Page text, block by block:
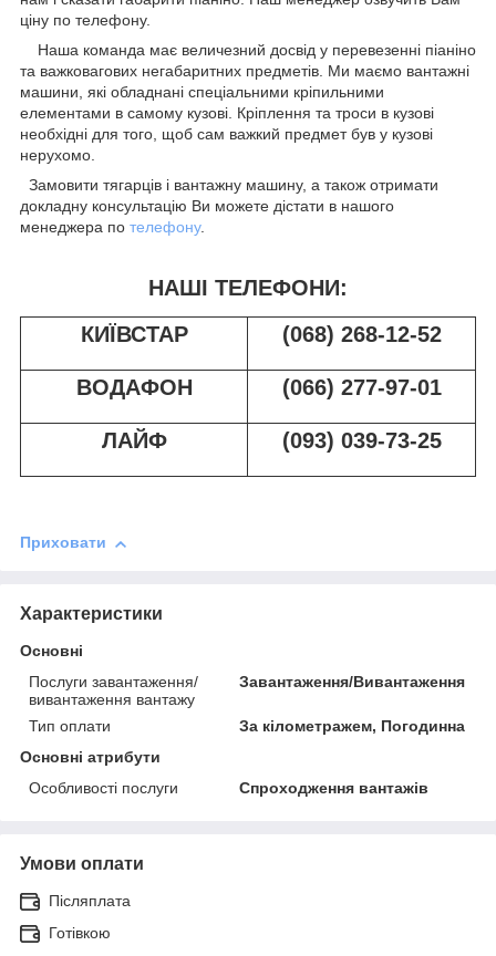
ціну по телефону.
Наша команда має величезний досвід у перевезенні піаніно
та важковагових негабаритних предметів. Ми маємо вантажні
машини, які обладнані спеціальними кріпильними
елементами в самому кузові. Кріплення та троси в кузові
необхідні для того, щоб сам важкий предмет був у кузові
нерухомо.
Замовити тягарців і вантажну машину, а також отримати
докладну консультацію Ви можете дістати в нашого
менеджера по телефону.
НАШІ ТЕЛЕФОНИ:
КИЇВСТАР
(068) 268-12-52
ВОДАФОН (066) 277-97-01
ЛАЙФ (093) 039-73-25
Приховати
Характеристики
Основні
Послуги завантаження/
вивантаження вантажу
Завантаження/Вивантаження
Тип оплати
За кілометражем, Погодинна
Основні атрибути
Особливості послуги
Спроходження вантажів
Умови оплати
Післяплата
Готівкою